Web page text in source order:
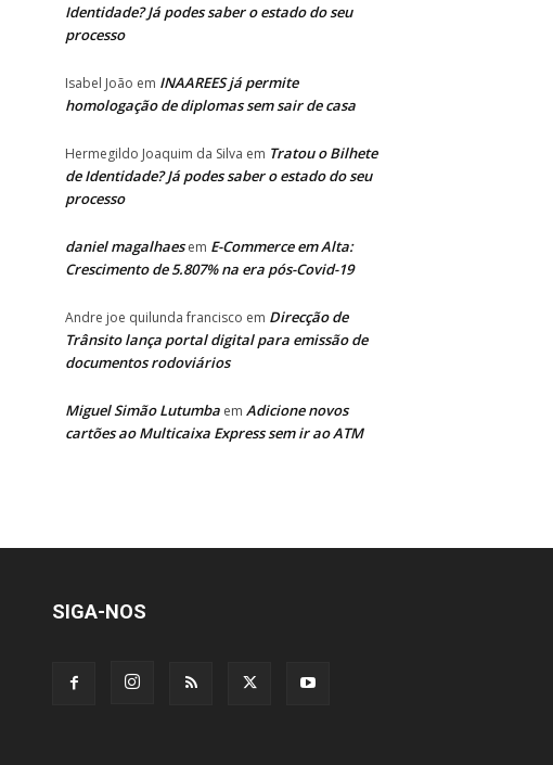
Identidade? Já podes saber o estado do seu
processo
Isabel João em INAAREES já permite
homologação de diplomas sem sair de casa
Hermegildo Joaquim da Silva em Tratou o Bilhete
de Identidade? Já podes saber o estado do seu
processo
daniel magalhaesem E-Commerce em Alta:
Crescimento de 5.807% na era pós-Covid-19
Andre joe quilunda francisco em Direcção de
Trânsito lança portal digital para emissão de
documentos rodoviários
Miguel Simão Lutumba em Adicione novos
cartões ao Multicaixa Express sem ir ao ATM
SIGA-NOS